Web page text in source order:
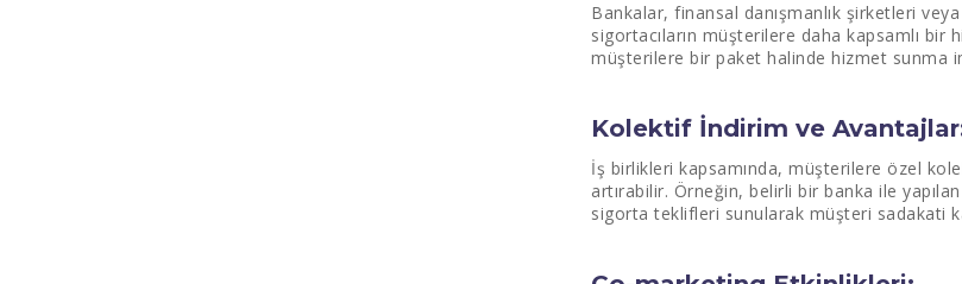
Bankalar, finansal danışmanlık şirketleri
sigortacıların müşterilere daha kapsamlı bir
müşterilere bir paket halinde hizmet sunma
Kolektif İndirim ve
İş birlikleri kapsamında, müşterilere özel
artırabilir. Örneğin, belirli bir banka ile
sigorta teklifleri sunularak müşteri sadakati